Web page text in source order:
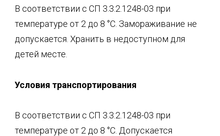
В соответствии с СП 3.3.2.1248-03 при
температуре от 2 до 8 °C. Замораживание не
допускается. Хранить в недоступном для
детей месте.
Условия транспортирования
В соответствии с СП 3.3.2.1248-03 при
температуре от 2 до 8 °C. Допускается